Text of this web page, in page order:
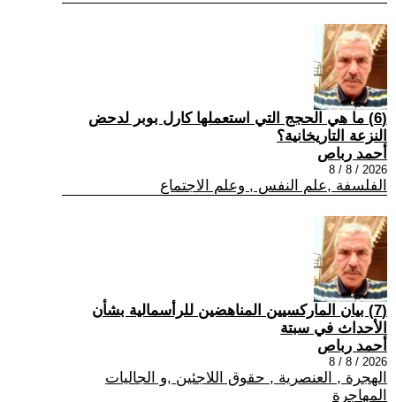
(6) ما هي الحجج التي استعملها كارل بوبر لدحض
النزعة التاريخانية؟
أحمد رباص
2026 / 8 / 8
الفلسفة ,علم النفس , وعلم الاجتماع
(7) بيان الماركسيين المناهضين للرأسمالية بشأن
الأحداث في سبتة
أحمد رباص
2026 / 8 / 8
الهجرة , العنصرية , حقوق اللاجئين ,و الجاليات
المهاجرة